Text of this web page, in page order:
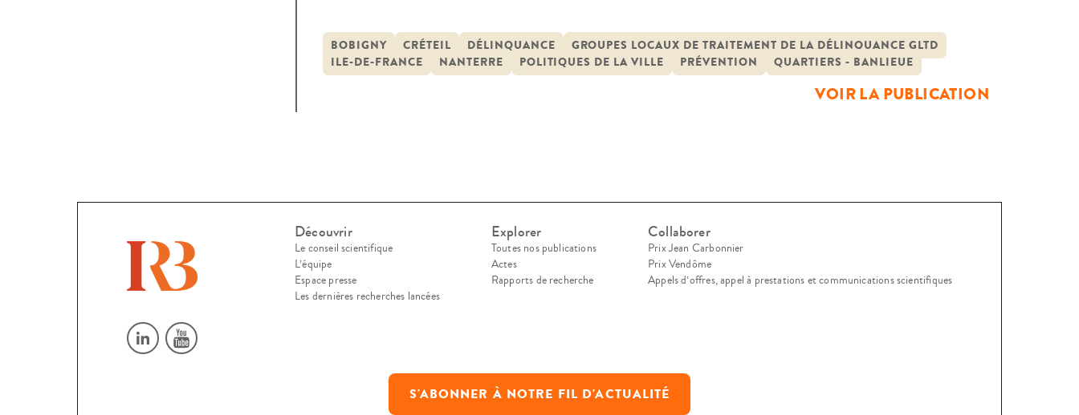
BOBIGNY CRÉTEIL DÉLINQUANCE
GROUPES LOCAUX DE TRAITEMENT DE LA DÉLINQUANCE GLTD
ILE-DE-FRANCE
NANTERRE POLITIQUES DE LA VILLE PRÉVENTION QUARTIERS - BANLIEUE
VOIR LA PUBLICATION
Découvrir
Le conseil scientifique
L’équipe
Espace presse
Les dernières recherches lancées
Explorer
Toutes nos publications
Actes
Rapports de recherche
Collaborer
Prix Jean Carbonnier
Prix Vendôme
Appels d’offres, appel à prestations et communications scientifiques
S'ABONNER À NOTRE FIL D'ACTUALITÉ